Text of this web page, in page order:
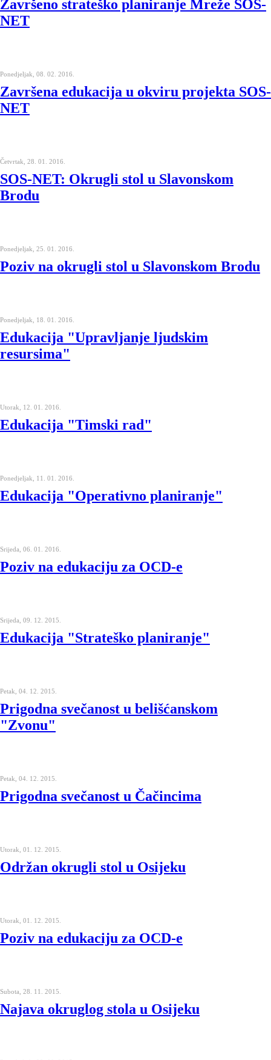
Završeno strateško planiranje Mreže SOS-
NET
Ponedjeljak, 08. 02. 2016.
Završena edukacija u okviru projekta SOS-
NET
Četvrtak, 28. 01. 2016.
SOS-NET: Okrugli stol u Slavonskom
Brodu
Ponedjeljak, 25. 01. 2016.
Poziv na okrugli stol u Slavonskom Brodu
Ponedjeljak, 18. 01. 2016.
Edukacija "Upravljanje ljudskim
resursima"
Utorak, 12. 01. 2016.
Edukacija "Timski rad"
Ponedjeljak, 11. 01. 2016.
Edukacija "Operativno planiranje"
Srijeda, 06. 01. 2016.
Poziv na edukaciju za OCD-e
Srijeda, 09. 12. 2015.
Edukacija "Strateško planiranje"
Petak, 04. 12. 2015.
Prigodna svečanost u belišćanskom
"Zvonu"
Petak, 04. 12. 2015.
Prigodna svečanost u Čačincima
Utorak, 01. 12. 2015.
Održan okrugli stol u Osijeku
Utorak, 01. 12. 2015.
Poziv na edukaciju za OCD-e
Subota, 28. 11. 2015.
Najava okruglog stola u Osijeku